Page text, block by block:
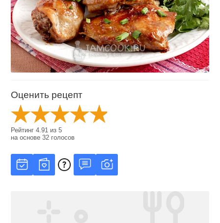
Оценить рецепт
Рейтинг4.91 из5
на основе32 голосов